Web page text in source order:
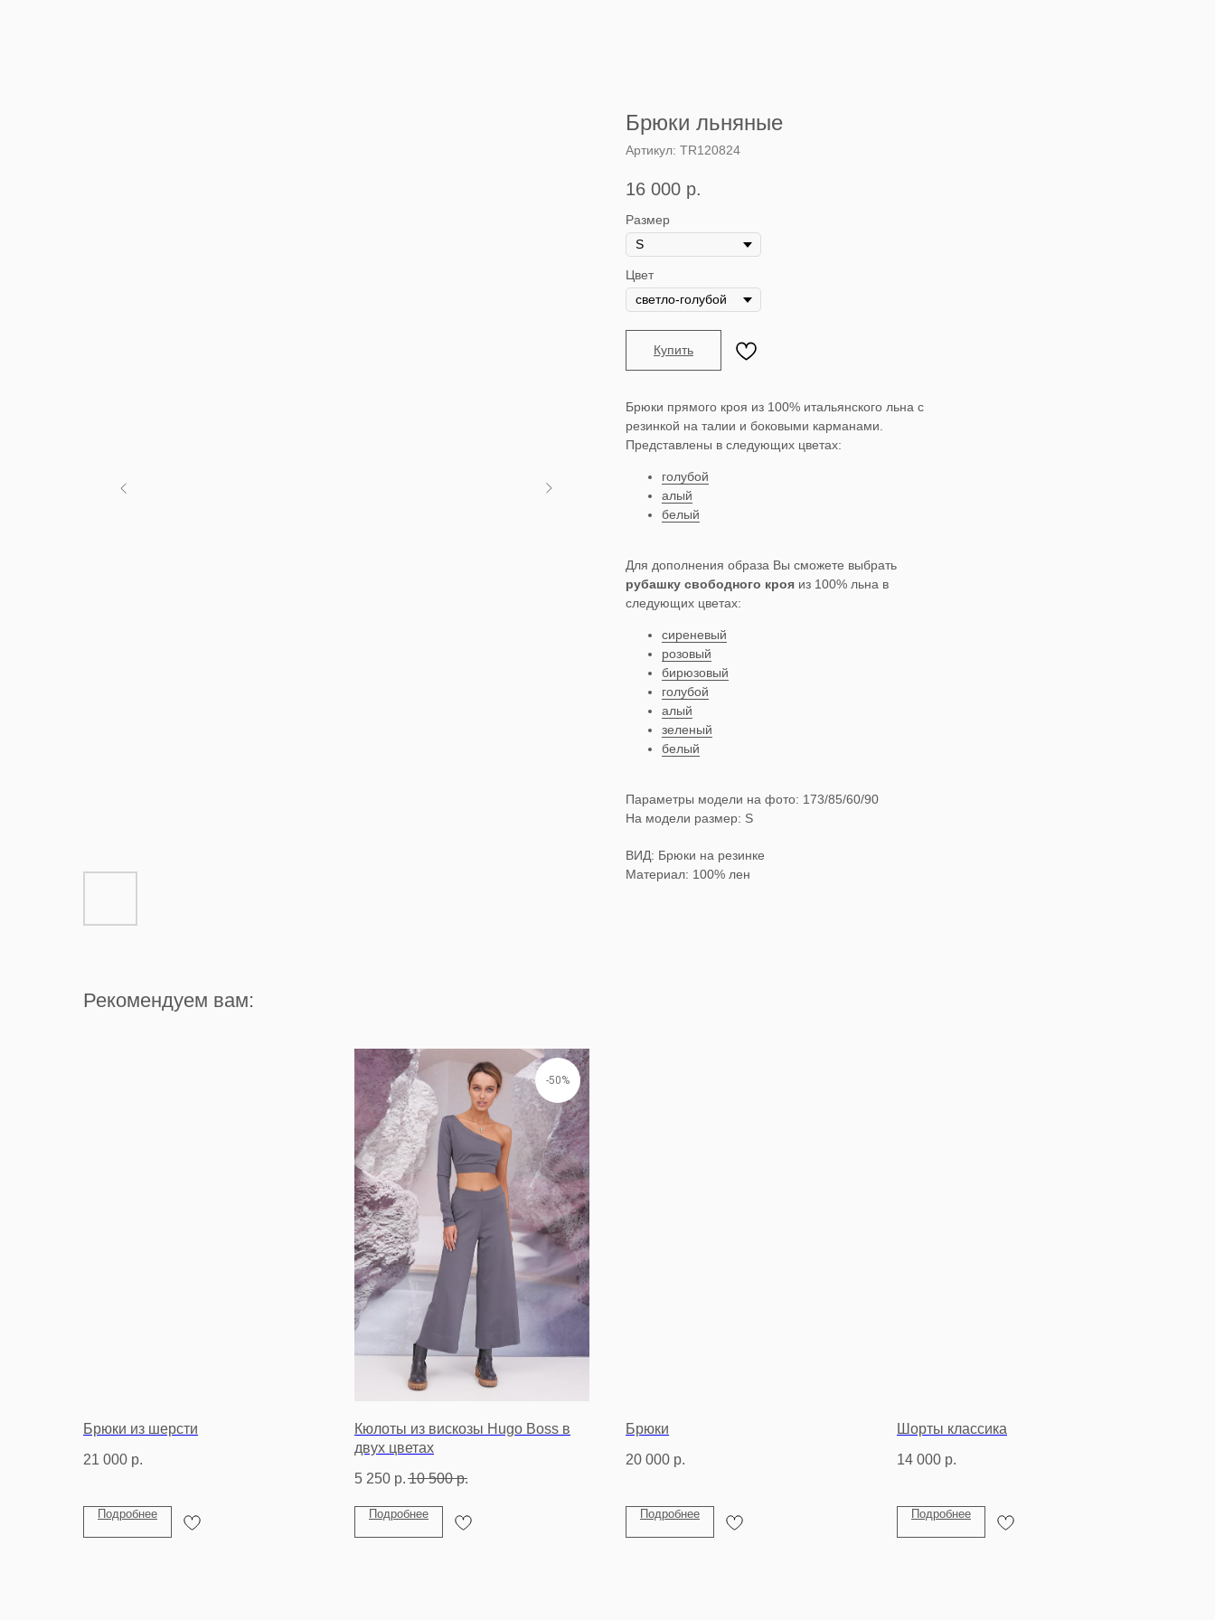
Брюки льняные
Артикул: TR120824
16 000 р.
Размер
Цвет
Купить
Брюки прямого кроя из 100% итальянского льна с
резинкой на талии и боковыми карманами.
Представлены в следующих цветах:
голубой
алый
белый
Для дополнения образа Вы сможете выбрать
рубашку свободного кроя из 100% льна в
следующих цветах:
сиреневый
розовый
бирюзовый
голубой
алый
зеленый
белый
Параметры модели на фото: 173/85/60/90
На модели размер: S
ВИД: Брюки на резинке
Материал: 100% лен
Рекомендуем вам:
Брюки из шерсти
21 000 р.
Подробнее
-50%
Кюлоты из вискозы Hugo Boss в
двух цветах
5 250 р. 10 500 р.
Подробнее
Брюки
20 000 р.
Подробнее
Шорты классика
14 000 р.
Подробнее